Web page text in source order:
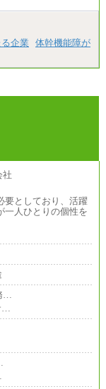
企業
体幹機能障が
要としており、活躍
一人ひとりの個性を
…
…